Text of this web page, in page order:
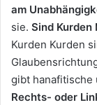
am
sie. Sind Kurden
Kurden Kurden
gibt hanafitische
Rechts- oder